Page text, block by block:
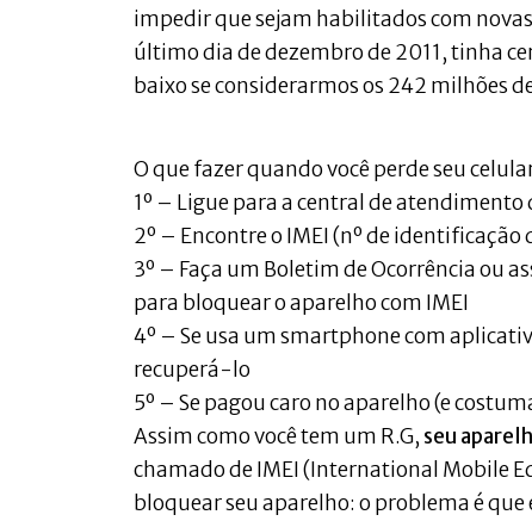
impedir que sejam habilitados com
último dia de dezembro de 2011, tinha
baixo se considerarmos os 242 milhões
O que fazer quando você perde seu
1º – Ligue para a central de
2º – Encontre o IMEI (nº de
3º – Faça um Boletim de Ocorrência ou
para bloquear o aparelho com IMEI
4º – Se usa um smartphone com
recuperá-lo
5º – Se pagou caro no aparelho (e
Assim como você tem um R.G, seu
chamado de IMEI (International Mobile
bloquear seu aparelho: o problema é